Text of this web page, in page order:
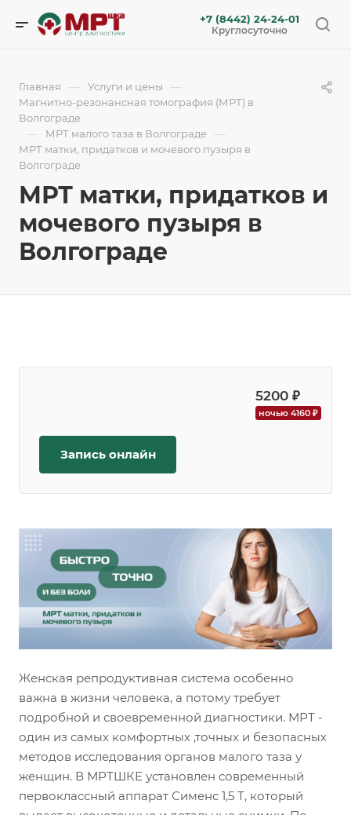
+7 (8442) 24-24-01
Круглосуточно
Главная — Услуги и цены —
Магнитно-резонансная томография (МРТ) в
Волгограде
— МРТ малого таза в Волгограде —
МРТ матки, придатков и мочевого пузыря в
Волгограде
МРТ матки, придатков и
мочевого пузыря в
Волгограде
5200 ₽
ночью 4160 ₽
Запись онлайн
Женская репродуктивная система особенно
важна в жизни человека, а потому требует
подробной и своевременной диагностики. МРТ -
один из самых комфортных ,точных и безопасных
методов исследования органов малого таза у
женщин. В МРТШКЕ установлен современный
первоклассный аппарат Сименс 1,5 Т, который